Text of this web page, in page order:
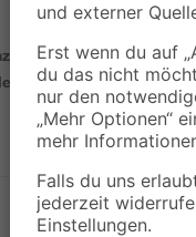
im Durchmesser
Nieten